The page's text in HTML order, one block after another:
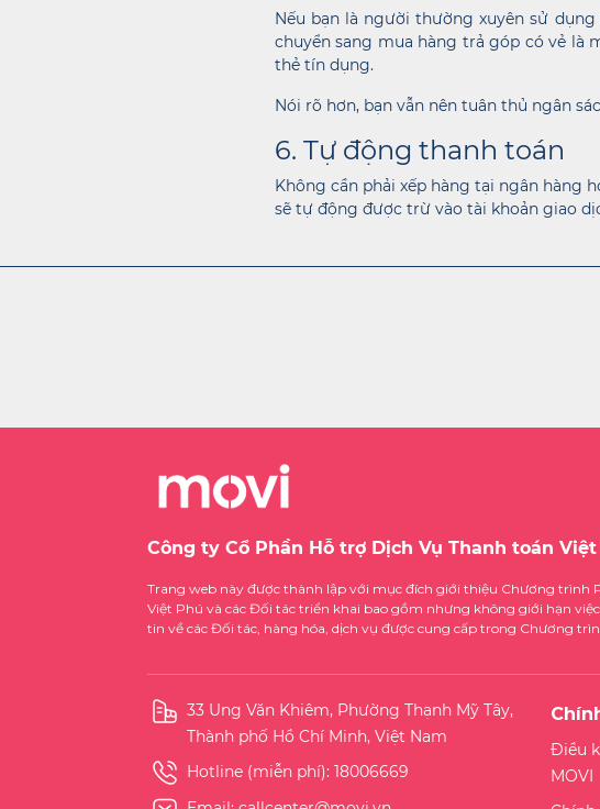
Nếu bạn là người thường xuyên sử
chuyển sang mua hàng trả góp có vẻ là
thẻ tín dụng.
Nói rõ hơn, bạn vẫn nên tuân thủ ngân
6. Tự động thanh toán
Không cần phải xếp hàng tại ngân hàng
sẽ tự động được trừ vào tài khoản giao
Công ty Cổ Phần Hỗ trợ Dịch Vụ Thanh toán
Trang web này được thành lập với mục đích giới thiệu Chương trình
Việt Phú và các Đối tác triển khai bao gồm nhưng không giới hạn
tin về các Đối tác, hàng hóa, dịch vụ được cung cấp trong Chương
33 Ung Văn Khiêm, Phường Thạnh Mỹ Tây,
Thành phố Hồ Chí Minh, Việt Nam
Hotline (miễn phí): 18006669
Điều
MOVI